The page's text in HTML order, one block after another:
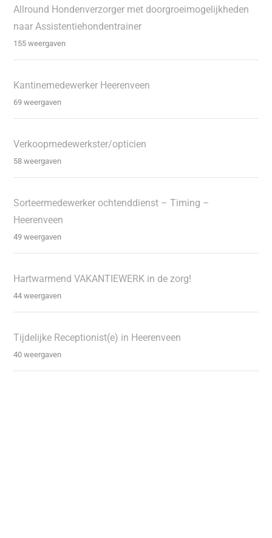
Allround Hondenverzorger met doorgroeimogelijkheden
naar Assistentiehondentrainer
155 weergaven
Kantinemedewerker Heerenveen
69 weergaven
Verkoopmedewerkster/opticien
58 weergaven
Sorteermedewerker ochtenddienst – Timing –
Heerenveen
49 weergaven
Hartwarmend VAKANTIEWERK in de zorg!
44 weergaven
Tijdelijke Receptionist(e) in Heerenveen
40 weergaven